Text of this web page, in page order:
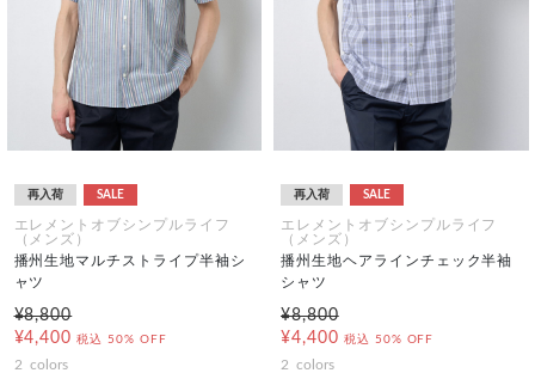
再入荷 SALE
エレメントオブシンプルライフ
（メンズ）
播州生地マルチストライプ半袖シ
ャツ
¥8,800
¥4,400 税込 50% OFF
2 colors
再入荷 SALE
エレメントオブシンプルライフ
（メンズ）
播州生地ヘアラインチェック半袖
シャツ
¥8,800
¥4,400 税込 50% OFF
2 colors